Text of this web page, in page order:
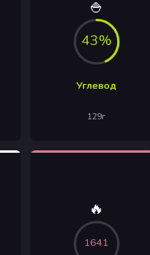
🍚
43%
Углевод
129г
🔥
1641